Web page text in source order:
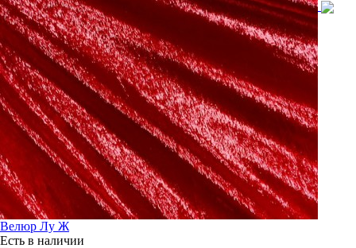
Велюр Лу Ж
Есть в наличии